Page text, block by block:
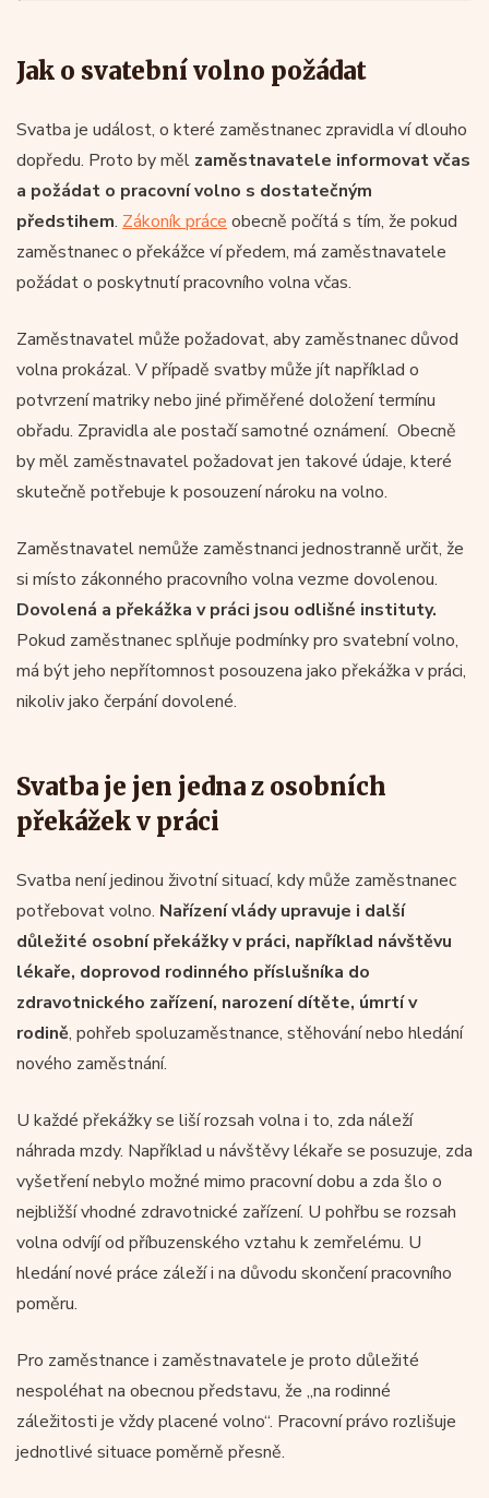
Jak o svatební volno požádat
Svatba je událost, o které zaměstnanec zpravidla ví dlouho
dopředu. Proto by měl zaměstnavatele informovat včas
a požádat o pracovní volno s dostatečným
předstihem. Zákoník práce obecně počítá s tím, že pokud
zaměstnanec o překážce ví předem, má zaměstnavatele
požádat o poskytnutí pracovního volna včas.
Zaměstnavatel může požadovat, aby zaměstnanec důvod
volna prokázal. V případě svatby může jít například o
potvrzení matriky nebo jiné přiměřené doložení termínu
obřadu. Zpravidla ale postačí samotné oznámení. Obecně
by měl zaměstnavatel požadovat jen takové údaje, které
skutečně potřebuje k posouzení nároku na volno.
Zaměstnavatel nemůže zaměstnanci jednostranně určit, že
si místo zákonného pracovního volna vezme dovolenou.
Dovolená a překážka v práci jsou odlišné instituty.
Pokud zaměstnanec splňuje podmínky pro svatební volno,
má být jeho nepřítomnost posouzena jako překážka v práci,
nikoliv jako čerpání dovolené.
Svatba je jen jedna z osobních
překážek v práci
Svatba není jedinou životní situací, kdy může zaměstnanec
potřebovat volno. Nařízení vlády upravuje i další
důležité osobní překážky v práci, například návštěvu
lékaře, doprovod rodinného příslušníka do
zdravotnického zařízení, narození dítěte, úmrtí v
rodině, pohřeb spoluzaměstnance, stěhování nebo hledání
nového zaměstnání.
U každé překážky se liší rozsah volna i to, zda náleží
náhrada mzdy. Například u návštěvy lékaře se posuzuje, zda
vyšetření nebylo možné mimo pracovní dobu a zda šlo o
nejbližší vhodné zdravotnické zařízení. U pohřbu se rozsah
volna odvíjí od příbuzenského vztahu k zemřelému. U
hledání nové práce záleží i na důvodu skončení pracovního
poměru.
Pro zaměstnance i zaměstnavatele je proto důležité
nespoléhat na obecnou představu, že „na rodinné
záležitosti je vždy placené volno“. Pracovní právo rozlišuje
jednotlivé situace poměrně přesně.